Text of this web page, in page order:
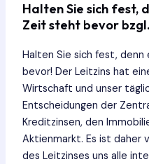
Halten Sie sich fest,
Zeit steht bevor
Halten Sie sich fest,
bevor! Der Leitzins hat
Wirtschaft und unser
Entscheidungen der
Kreditzinsen, den
Aktienmarkt. Es ist daher
des Leitzinses uns alle